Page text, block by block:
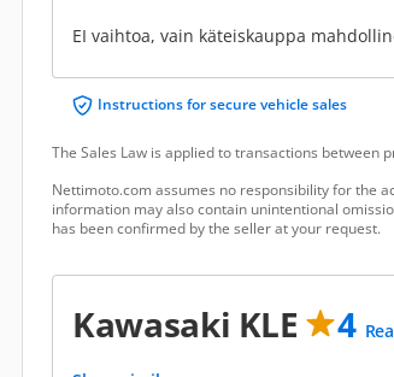
EI vaihtoa, vain käteiskauppa
Instructions for secure vehicle sales
The Sales Law is applied to transactions between
Nettimoto.com assumes no responsibility for the
information may also contain unintentional
has been confirmed by the seller at your request.
Kawasaki KLE 4